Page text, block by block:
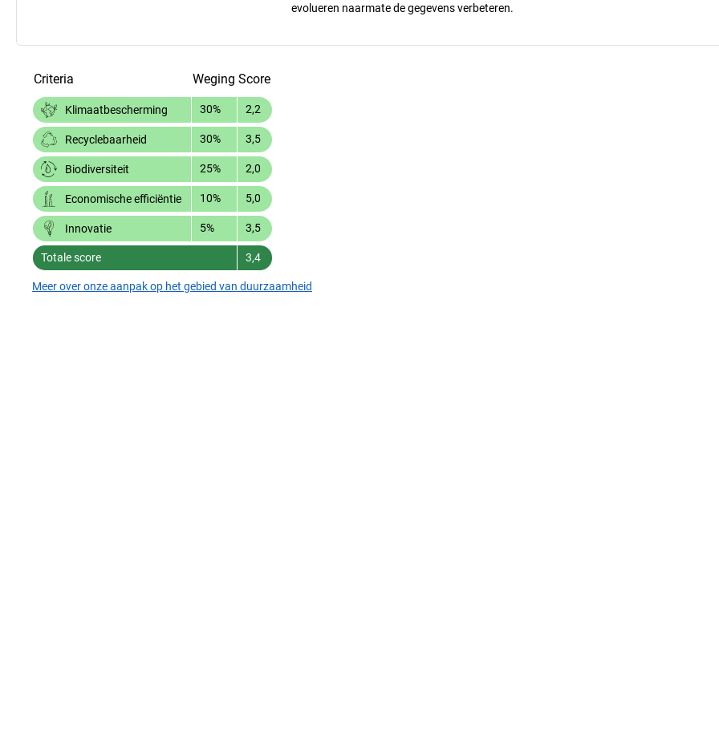
evolueren naarmate de gegevens verbeteren.
Criteria Weging Score
Klimaatbescherming 30% 2,2
Recyclebaarheid 30% 3,5
Biodiversiteit 25% 2,0
Economische efficiëntie 10% 5,0
Innovatie 5% 3,5
Totale score 3,4
Meer over onze aanpak op het gebied van duurzaamheid